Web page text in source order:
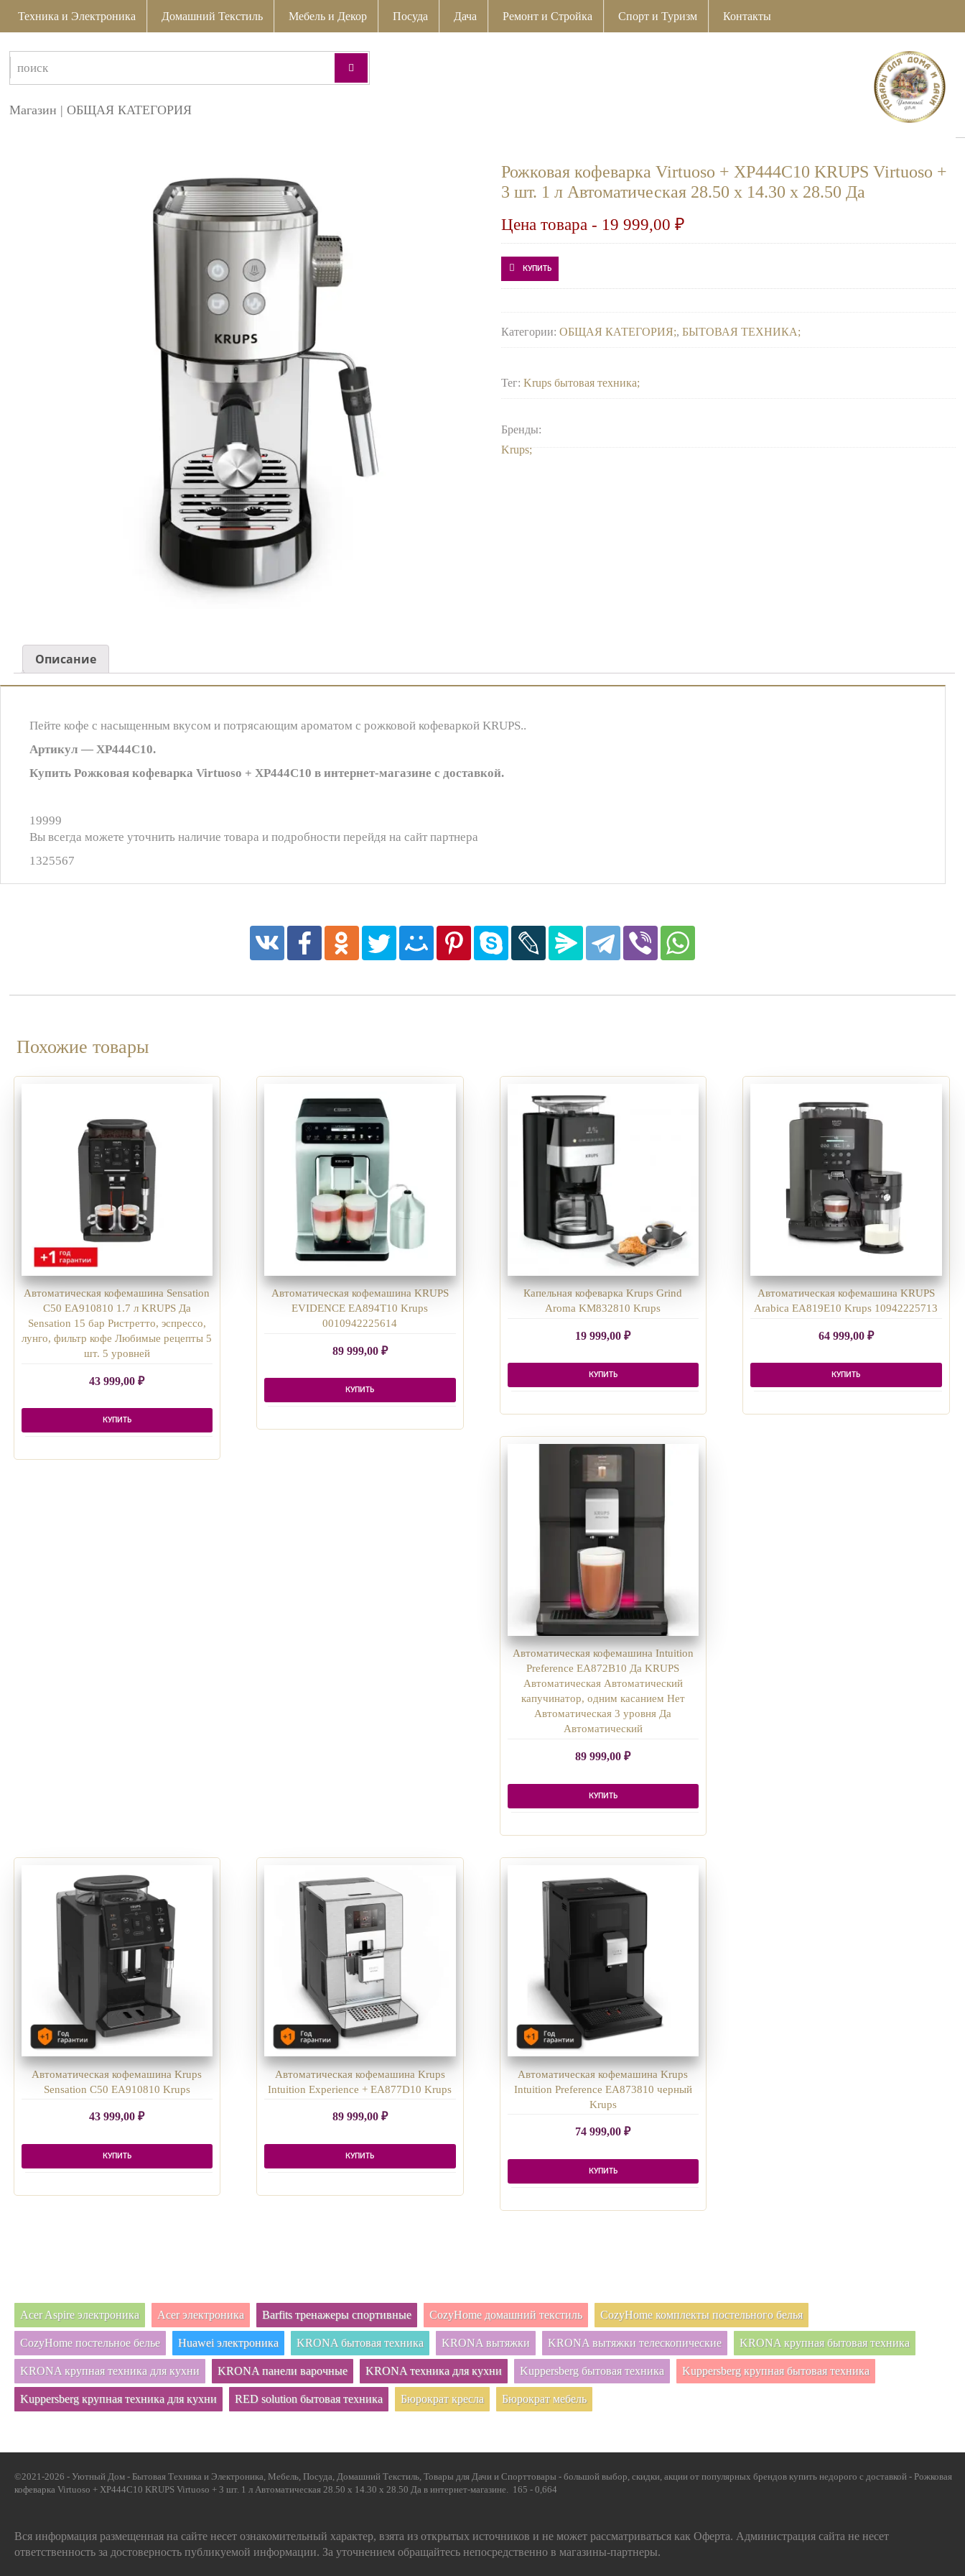
Техника и Электроника Домашний Текстиль Мебель и Декор Посуда Дача Ремонт и Стройка Спорт и Туризм Контакты
Магазин |ОБЩАЯ КАТЕГОРИЯ
Рожковая кофеварка Virtuoso + XP444C10 KRUPS Virtuoso +
3 шт. 1 л Автоматическая 28.50 x 14.30 x 28.50 Да
Цена товара - 19 999,00₽
КУПИТЬ
Категории:ОБЩАЯ КАТЕГОРИЯ ,БЫТОВАЯ ТЕХНИКА
Тег:Krups бытовая техника
Бренды:
Krups
Описание
Пейте кофе с насыщенным вкусом и потрясающим ароматом с рожковой кофеваркой KRUPS..
Артикул — XP444C10.
Купить Рожковая кофеварка Virtuoso + XP444C10 в интернет-магазине с доставкой.
19999
Вы всегда можете уточнить наличие товара и подробности перейдя на сайт партнера
1325567
Похожие товары
Автоматическая кофемашина Sensation
C50 EA910810 1.7 л KRUPS Да
Sensation 15 бар Ристретто, эспрессо,
лунго, фильтр кофе Любимые рецепты 5
шт. 5 уровней
43 999,00₽
КУПИТЬ
Автоматическая кофемашина KRUPS
EVIDENCE EA894T10 Krups
0010942225614
89 999,00 ₽
КУПИТЬ
Капельная кофеварка Krups Grind
Aroma KM832810 Krups
19 999,00₽
КУПИТЬ
Автоматическая кофемашина KRUPS
Arabica EA819E10 Krups 10942225713
64 999,00 ₽
КУПИТЬ
Автоматическая кофемашина Intuition
Preference EA872B10 Да KRUPS
Автоматическая Автоматический
капучинатор, одним касанием Нет
Автоматическая 3 уровня Да
Автоматический
89 999,00₽
КУПИТЬ
Автоматическая кофемашина Krups
Sensation C50 EA910810 Krups
43 999,00₽
КУПИТЬ
Автоматическая кофемашина Krups
Intuition Experience + EA877D10 Krups
89 999,00 ₽
КУПИТЬ
Автоматическая кофемашина Krups
Intuition Preference EA873810 черный
Krups
74 999,00₽
КУПИТЬ
Acer Aspire электроника Acer электроника Barfits тренажеры спортивные CozyHome домашний текстиль CozyHome комплекты постельного белья
CozyHome постельное белье Huawei электроника KRONA бытовая техника KRONA вытяжки KRONA вытяжки телескопические KRONA крупная бытовая техника
KRONA крупная техника для кухни KRONA панели варочные KRONA техника для кухни Kuppersberg бытовая техника Kuppersberg крупная бытовая техника
Kuppersberg крупная техника для кухни RED solution бытовая техника Бюрократ кресла Бюрократ мебель
©2021-2026 - Уютный Дом - Бытовая Техника и Электроника, Мебель, Посуда, Домашний Текстиль, Товары для Дачи и Спорттовары - большой выбор, скидки, акции от популярных брендов купить недорого с доставкой - Рожковая
кофеварка Virtuoso + XP444C10 KRUPS Virtuoso + 3 шт. 1 л Автоматическая 28.50 x 14.30 x 28.50 Да в интернет-магазине. 165 - 0,664
Вся информация размещенная на сайте несет ознакомительный характер, взята из открытых источников и не может рассматриваться как Оферта. Администрация сайта не несет
ответственность за достоверность публикуемой информации. За уточнением обращайтесь непосредственно в магазины-партнеры.